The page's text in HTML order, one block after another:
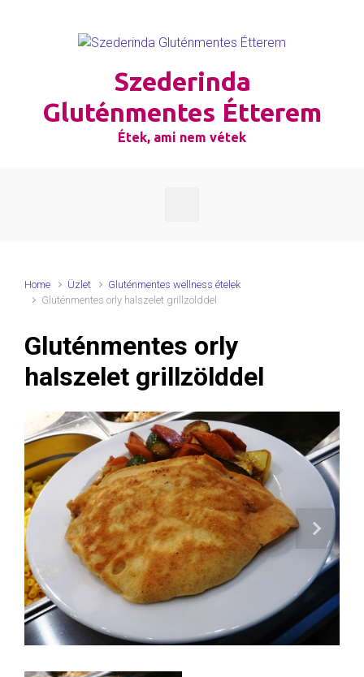
Szederinda
Gluténmentes Étterem
Étek, ami nem vétek
Home Üzlet
Gluténmentes wellness ételek
Gluténmentes orly halszelet grillzölddel
Gluténmentes orly
halszelet grillzölddel
Next